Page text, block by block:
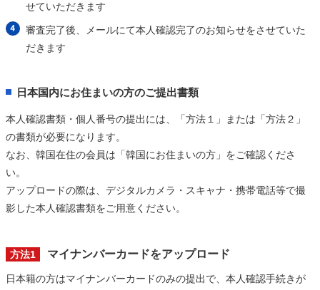
せていただきます
審査完了後、メールにて本人確認完了のお知らせをさせていた
だきます
日本国内にお住まいの方のご提出書類
本人確認書類・個人番号の提出には、「方法１」または「方法２」
の書類が必要になります。
なお、韓国在住の会員は「韓国にお住まいの方」をご確認くださ
い。
アップロードの際は、デジタルカメラ・スキャナ・携帯電話等で撮
影した本人確認書類をご用意ください。
方法1 マイナンバーカードをアップロード
日本籍の方はマイナンバーカードのみの提出で、本人確認手続きが